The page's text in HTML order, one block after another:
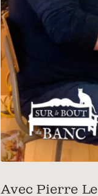
Avec Pierre